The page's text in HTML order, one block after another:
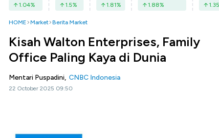
1.04% 1.5% 1.81% 1.88% 1.35
HOME Market Berita Market
Kisah Walton Enterprises, Family
Office Paling Kaya di Dunia
Mentari Puspadini, CNBC Indonesia
22 October 2025 09:50